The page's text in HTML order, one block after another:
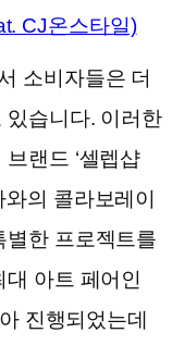
CJ온스타일)
소비자들은 더
있습니다. 이러한
랜드 ‘셀렙샵
의 콜라보레이
별한 프로젝트를
아트 페어인
진행되었는데